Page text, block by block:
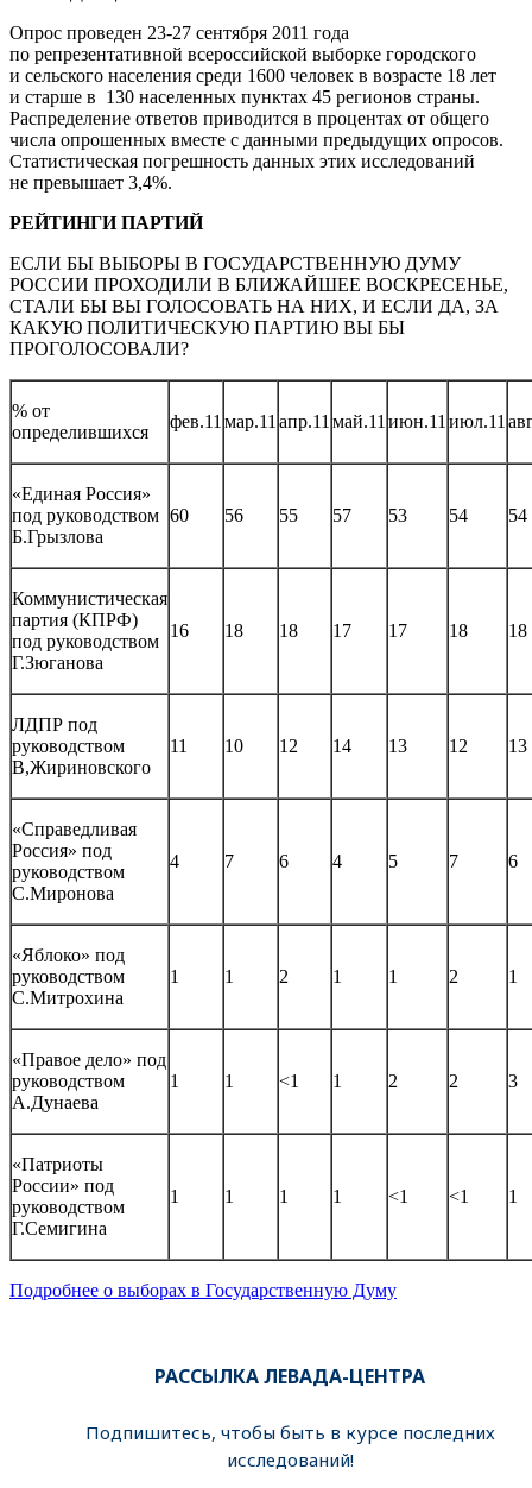
Опрос проведен 23-27 сентября 2011 года
по репрезентативной всероссийской выборке городского
и сельского населения среди 1600 человек в возрасте 18 лет
и старше в 130 населенных пунктах 45 регионов страны.
Распределение ответов приводится в процентах от общего
числа опрошенных вместе с данными предыдущих опросов.
Статистическая погрешность данных этих исследований
не превышает 3,4%.
РЕЙТИНГИ ПАРТИЙ
ЕСЛИ БЫ ВЫБОРЫ В ГОСУДАРСТВЕННУЮ ДУМУ
РОССИИ ПРОХОДИЛИ В БЛИЖАЙШЕЕ ВОСКРЕСЕНЬЕ,
СТАЛИ БЫ ВЫ ГОЛОСОВАТЬ НА НИХ, И ЕСЛИ ДА, ЗА
КАКУЮ ПОЛИТИЧЕСКУЮ ПАРТИЮ ВЫ БЫ
ПРОГОЛОСОВАЛИ?
% от
определившихся
фев.11 мар.11 апр.11 май.11 июн.11 июл.11
«Единая Россия»
под руководством
Б.Грызлова
60 56 55 57 53 54 54
Коммунистическая
партия (КПРФ)
под руководством
Г.Зюганова
16 18 18 17 17 18 18
ЛДПР под
руководством
В,Жириновского
11 10 12 14 13 12 13
«Справедливая
Россия» под
руководством
С.Миронова
4 7 6 4 5 7 6
«Яблоко» под
руководством
С.Митрохина
1 1 2 1 1 2 1
«Правое дело» под
руководством
А.Дунаева
1 1 <1 1 2 2 3
«Патриоты
России» под
руководством
Г.Семигина
1 1 1 1 <1 <1 1
Подробнее о выборах в Государственную Думу
РАССЫЛКА ЛЕВАДА-ЦЕНТРА
Подпишитесь, чтобы быть в курсе последних
исследований!